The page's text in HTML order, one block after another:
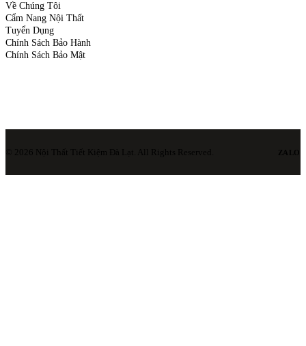
Về Chúng Tôi
Cẩm Nang Nội Thất
Tuyển Dụng
Chính Sách Bảo Hành
Chính Sách Bảo Mật
© 2026 Nội Thất Tiết Kiệm Đà Lạt. All Rights Reserved. ZALO